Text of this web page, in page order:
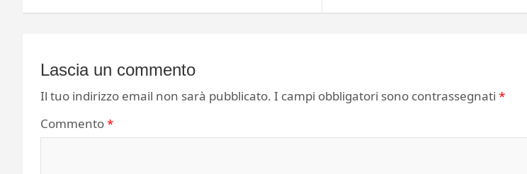
Lascia un commento
Il tuo indirizzo email non sarà pubblicato. I campi obbligatori sono contrassegnati *
Commento*